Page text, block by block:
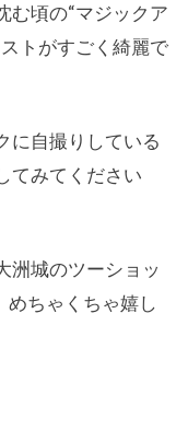
む頃の“マジックア
トがすごく綺麗で
に自撮りしている
てみてください
洲城のツーショッ
めちゃくちゃ嬉し